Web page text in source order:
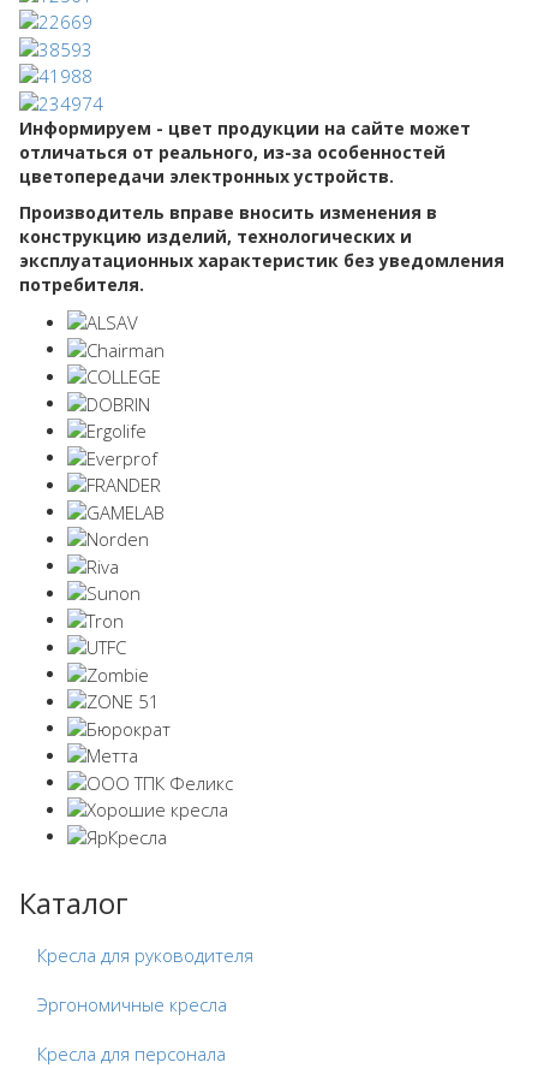
Информируем - цвет продукции на сайте может
отличаться от реального, из-за особенностей
цветопередачи электронных устройств.
Производитель вправе вносить изменения в
конструкцию изделий, технологических и
эксплуатационных характеристик без уведомления
потребителя.
Каталог
Кресла для руководителя
Эргономичные кресла
Кресла для персонала